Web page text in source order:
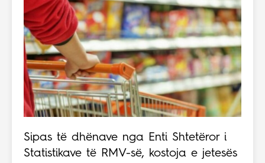
Sipas të dhënave nga Enti Shtetëror i
Statistikave të RMV-së, kostoja e jetesës